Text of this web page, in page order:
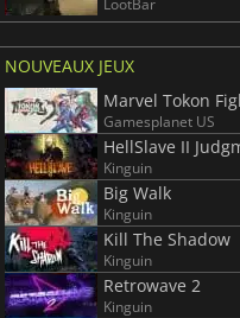
LootBar
NOUVEAUX JEUX
Marvel Tokon
Gamesplanet US
HellSlave II
Kinguin
Big Walk
Kinguin
Kill The Shadow
Kinguin
Retrowave 2
Kinguin